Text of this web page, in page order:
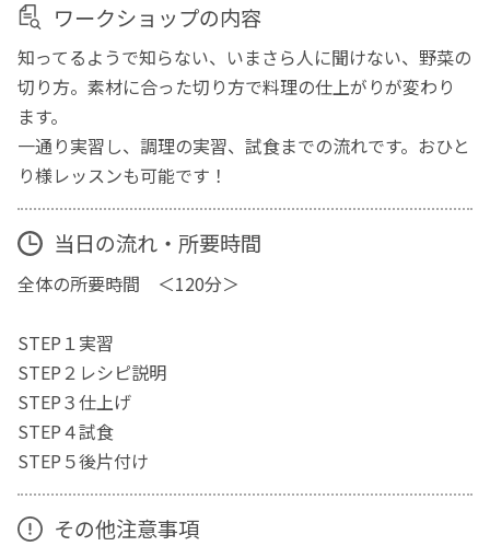
ワークショップの内容
知ってるようで知らない、いまさら人に聞けない、野菜の
切り方。素材に合った切り方で料理の仕上がりが変わり
ます。
一通り実習し、調理の実習、試食までの流れです。おひと
り様レッスンも可能です！
当日の流れ・所要時間
全体の所要時間 ＜120分＞
STEP１実習
STEP２レシピ説明
STEP３仕上げ
STEP４試食
STEP５後片付け
その他注意事項